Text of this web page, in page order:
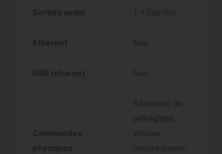
Sorties audio 1 × Sub Out
Ethernet Non
USB (charge) Non
Commandes
physiques
6 boutons de
préréglage,
volume,
lecture/pause,